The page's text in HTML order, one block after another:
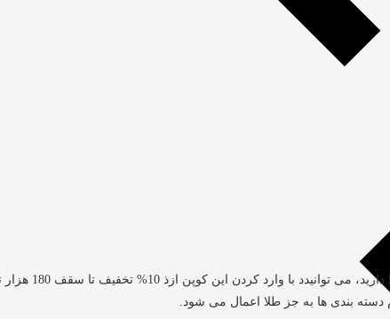
: اگر قصد